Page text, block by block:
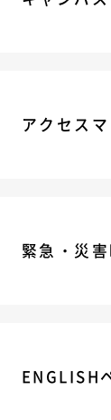
ットー）
アクセス
緊急・災
ENGLISH